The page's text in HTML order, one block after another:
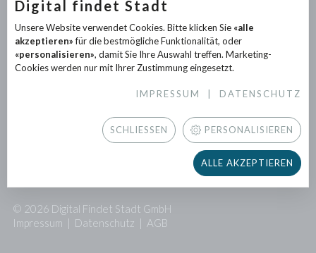
Projekte
PIONEER-Projekte
Forschungsprojekte
Partnerprojekte
© 2026 Digital Findet Stadt GmbH
Impressum | Datenschutz | AGB
Digital findet Stadt
Unsere Website verwendet Cookies. Bitte klicken Sie «alle
akzeptieren»für die bestmögliche Funktionalität, oder
«personalisieren», damit Sie Ihre Auswahl treffen. Marketing-
Cookies werden nur mit Ihrer Zustimmung eingesetzt.
IMPRESSUM DATENSCHUTZ
SCHLIESSEN PERSONALISIEREN
ALLE AKZEPTIEREN